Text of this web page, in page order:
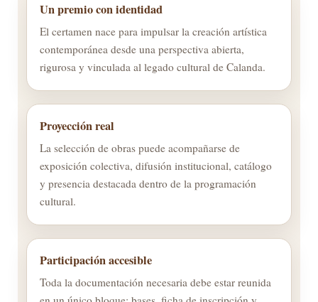
Un premio con identidad
El certamen nace para impulsar la creación artística
contemporánea desde una perspectiva abierta,
rigurosa y vinculada al legado cultural de Calanda.
Proyección real
La selección de obras puede acompañarse de
exposición colectiva, difusión institucional, catálogo
y presencia destacada dentro de la programación
cultural.
Participación accesible
Toda la documentación necesaria debe estar reunida